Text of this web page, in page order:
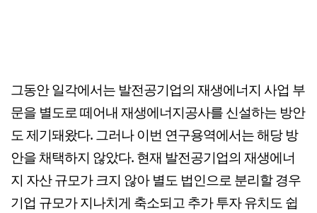
그동안 일각에서는 발전공기업의 재생에너지 사업 부
문을 별도로 떼어내 재생에너지공사를 신설하는 방안
도 제기돼왔다. 그러나 이번 연구용역에서는 해당 방
안을 채택하지 않았다. 현재 발전공기업의 재생에너
지 자산 규모가 크지 않아 별도 법인으로 분리할 경우
기업 규모가 지나치게 축소되고 추가 투자 유치도 쉽